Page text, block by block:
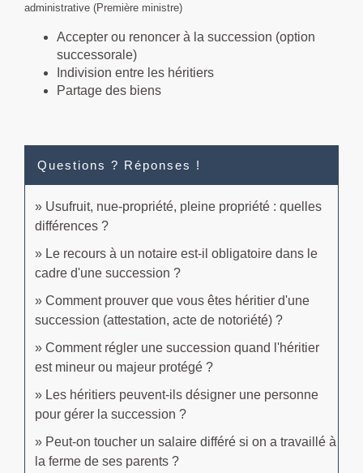
administrative (Première ministre)
Accepter ou renoncer à la succession (option
successorale)
Indivision entre les héritiers
Partage des biens
Questions ? Réponses !
Usufruit, nue-propriété, pleine propriété : quelles
différences ?
Le recours à un notaire est-il obligatoire dans le
cadre d'une succession ?
Comment prouver que vous êtes héritier d'une
succession (attestation, acte de notoriété) ?
Comment régler une succession quand l'héritier
est mineur ou majeur protégé ?
Les héritiers peuvent-ils désigner une personne
pour gérer la succession ?
Peut-on toucher un salaire différé si on a travaillé à
la ferme de ses parents ?